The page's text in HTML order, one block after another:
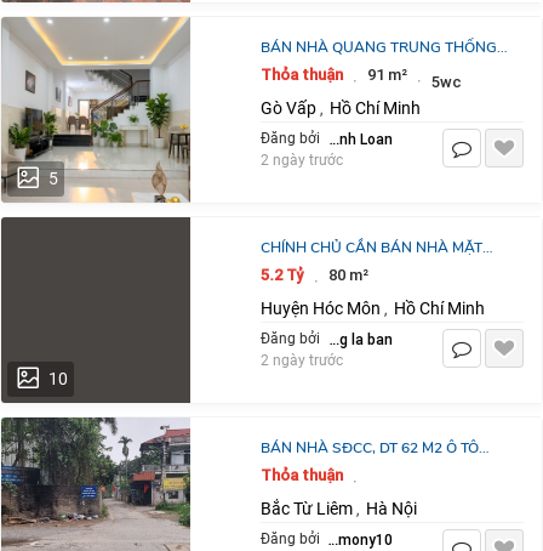
5
BÁN NHÀ QUANG TRUNG THỐNG
NHẤT, NỞ HẬU 91M2, ĐÚC 4 TẦNG,
4 PHÒNG NGỦ , GIÁ 8.5 TỶ THƯƠNG
LƯỢNG -
Thỏa thuận · 91 m² · 5wc
Gò Vấp , Hồ Chí Minh
Đăng bởi Võ Thanh Loan
2 ngày trước
10
CHÍNH CHỦ CẦN BÁN NHÀ MẶT
TIỀN 80M² TÂN XUÂN, SHR , 5.2 TỶ.
5.2 Tỷ · 80 m²
Huyện Hóc Môn , Hồ Chí Minh
Đăng bởi dang la ban
2 ngày trước
BÁN NHÀ SĐCC, DT 62 M2 Ô TÔ
VÀO NHÀ, SỐ 24 NGÕ 114/2 PHỐ
TÂN PHONG, THỤY PHƯƠNG, HÀ
NỘI
Thỏa thuận ·
Bắc Từ Liêm , Hà Nội
Đăng bởi Harmony10